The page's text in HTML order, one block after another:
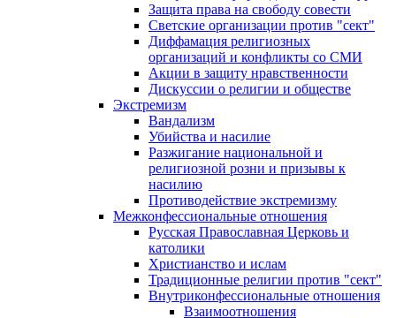
Защита права на свободу совести
Светские организации против "сект"
Диффамация религиозных
организаций и конфликты со СМИ
Акции в защиту нравственности
Дискуссии о религии и обществе
Экстремизм
Вандализм
Убийства и насилие
Разжигание национальной и
религиозной розни и призывы к
насилию
Противодействие экстремизму
Межконфессиональные отношения
Русская Православная Церковь и
католики
Христианство и ислам
Традиционные религии против "сект"
Внутриконфессиональные отношения
Взаимоотношения